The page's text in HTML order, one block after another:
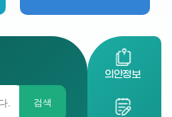
검색
의안정보